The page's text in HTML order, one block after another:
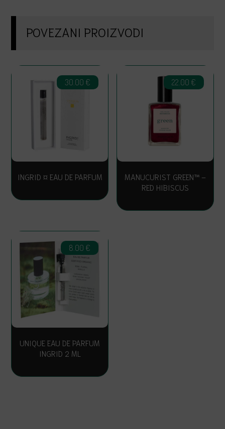
POVEZANI PROIZVODI
INGRID ¤ EAU DE PARFUM
30.00 €
MANUCURIST GREEN™ –
RED HIBISCUS
22.00 €
UNIQUE EAU DE PARFUM
INGRID 2 ML
8.00 €